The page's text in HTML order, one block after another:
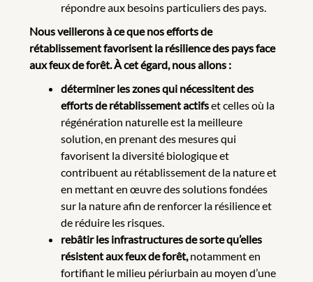
répondre aux besoins particuliers des pays.
Nous veillerons à ce que nos efforts de
rétablissement favorisent la résilience des pays face
aux feux de forêt. À cet égard, nous allons :
déterminer les zones qui nécessitent des
efforts de rétablissement actifset celles où la
régénération naturelle est la meilleure
solution, en prenant des mesures qui
favorisent la diversité biologique et
contribuent au rétablissement de la nature et
en mettant en œuvre des solutions fondées
sur la nature afin de renforcer la résilience et
de réduire les risques.
rebâtir les infrastructures de sorte qu’elles
résistent aux feux de forêt,notamment en
fortifiant le milieu périurbain au moyen d’une